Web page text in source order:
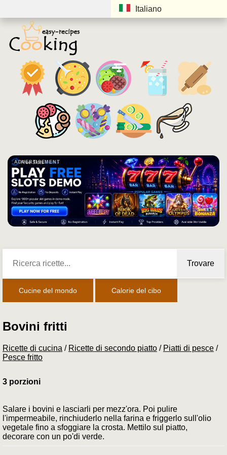
Italiano
ADVERTISEMENT
Trovare
Cucine del mondo Calorie del cibo
Bovini fritti
Ricette di cucina / Ricette di secondo piatto / Piatti di pesce /
Pesce fritto
3 porzioni
Salare i bovini e lasciarli per mezz'ora. Poi pulire
l'impermeabile, rinchiuderlo nella farina e friggerlo sull'olio
vegetale fino a sfoggiare la crosta. Mettilo sul piatto,
decorare con un po'di verde.